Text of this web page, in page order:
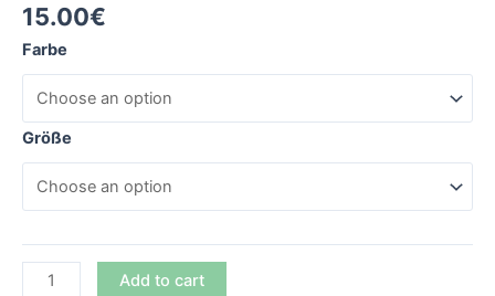
15.00€
Farbe
Größe
Add to cart